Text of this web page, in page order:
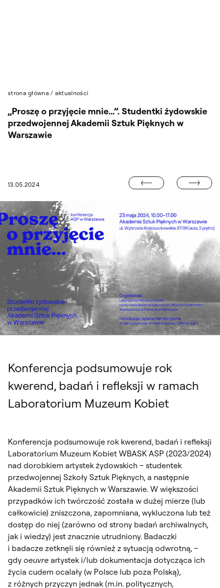
strona główna / aktualności
13.05.2024
„Proszę o przyjęcie mnie…”. Studentki żydowskie
przedwojennej Akademii Sztuk Pięknych w
Warszawie
LETNIA SESJA EGZAMINACYJNA 2023/2024
ARTYKUŁ DR.
Konferencja podsumowuje rok
kwerend, badań i refleksji w ramach
Laboratorium Muzeum Kobiet
Konferencja podsumowuje rok kwerend, badań i refleksji
Laboratorium Muzeum Kobiet WBASK ASP (2023/2024)
nad dorobkiem artystek żydowskich – studentek
przedwojennej Szkoły Sztuk Pięknych, a następnie
Akademii Sztuk Pięknych w Warszawie. W większości
przypadków ich twórczość została w dużej mierze (lub
całkowicie) zniszczona, zapomniana, wykluczona lub też
dostęp do niej (zarówno od strony badań archiwalnych,
jak i wiedzy) jest znacznie utrudniony. Badaczki
i badacze zetknęli się również z sytuacją odwrotną, –
gdy oeuvre artystek i/lub dokumentacja dotycząca ich
życia cudem ocalały (w Polsce lub poza Polską),
z różnych przyczyn jednak (m.in. politycznych,